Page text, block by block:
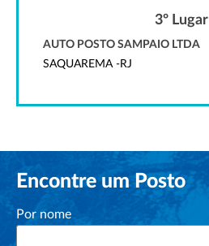
3º Lugar
AUTO POSTO SAMPAIO LTDA
SAQUAREMA -RJ
Encontre um Posto
Por nome